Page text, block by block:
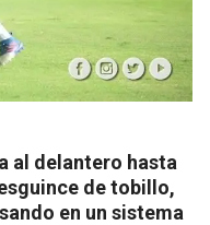
al delantero hasta
de tobillo,
en un sistema